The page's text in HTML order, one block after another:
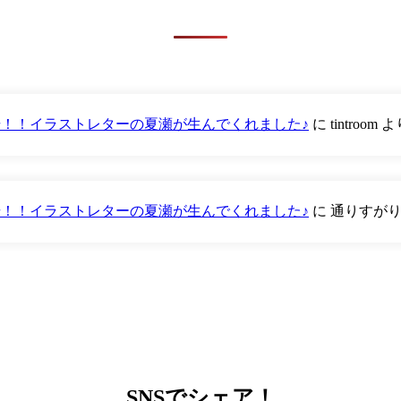
！イラストレターの夏瀬が生んでくれました♪ に tintroom よ
！イラストレターの夏瀬が生んでくれました♪ に 通りすがり